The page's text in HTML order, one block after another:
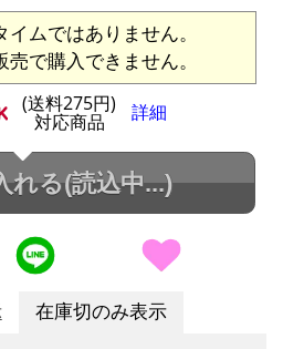
ムではありません。
で購入できません。
(送料275円)
対応商品 詳細
れる(読込中...)
在庫切のみ表示